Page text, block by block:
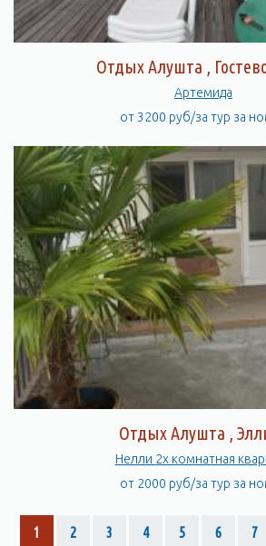
Отдых Алушта ,
Артемида
от 3200 руб/за тур за
Отдых Алушта ,
Нелли 2х комнатная
от 2000 руб/за тур за
1 2 3 4 5 6 7